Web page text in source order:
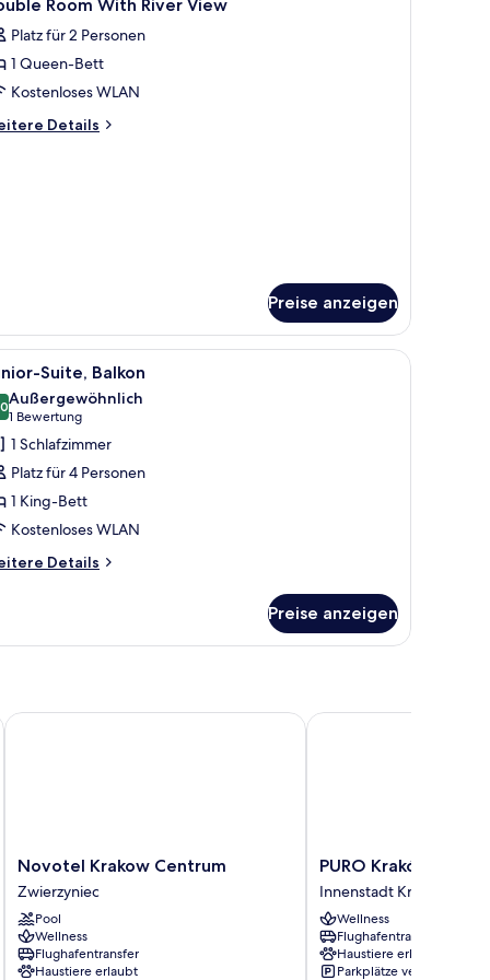
Room With River View
Platz für 2 Personen
1 Queen-Bett
Kostenloses WLAN
Details
Preise anzeigen
Arbeitsplatz Ein modernes Hotelzimmer mit einem
7 Suite, Balkon
von 10
Außergewöhnlich
1 Bewertung
(1
Bewertung)
1 Schlafzimmer
Platz für 4 Personen
1 King-Bett
Kostenloses WLAN
Details
Preise anzeigen
Center
Novotel
Krakow
Centrum
Zwierzyniec
Novotel Krakow Centrum
Zwierzyniec
Pool
Wellness
Flughafentransfer
Haustiere erlaubt
Novotel Krakow Centrum
PURO
Kraków
Kazimierz
Innenstadt
Krakau
PURO Kraków
Innenstadt Krakau
Wellness
Flughafentransfer
Haustiere erlaubt
Parkplätze verfügbar
PURO Kraków